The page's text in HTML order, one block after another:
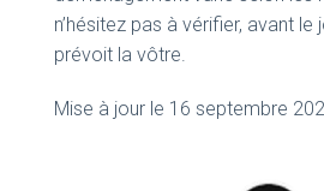
n’hésitez pas à vérifier, avant le
prévoit la vôtre.
Mise à jour le 16 septembre